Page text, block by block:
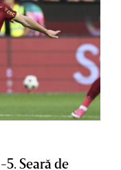
Seară de